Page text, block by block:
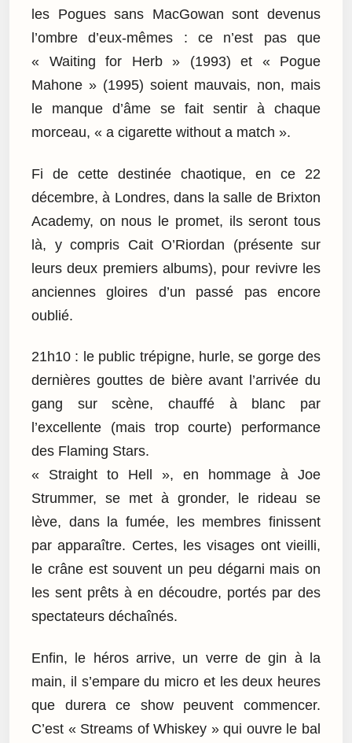
les Pogues sans MacGowan sont devenus
l’ombre d’eux-mêmes : ce n’est pas que
« Waiting for Herb » (1993) et « Pogue
Mahone » (1995) soient mauvais, non, mais
le manque d’âme se fait sentir à chaque
morceau, « a cigarette without a match ».
Fi de cette destinée chaotique, en ce 22
décembre, à Londres, dans la salle de Brixton
Academy, on nous le promet, ils seront tous
là, y compris Cait O’Riordan (présente sur
leurs deux premiers albums), pour revivre les
anciennes gloires d’un passé pas encore
oublié.
21h10 : le public trépigne, hurle, se gorge des
dernières gouttes de bière avant l’arrivée du
gang sur scène, chauffé à blanc par
l’excellente (mais trop courte) performance
des Flaming Stars.
« Straight to Hell », en hommage à Joe
Strummer, se met à gronder, le rideau se
lève, dans la fumée, les membres finissent
par apparaître. Certes, les visages ont vieilli,
le crâne est souvent un peu dégarni mais on
les sent prêts à en découdre, portés par des
spectateurs déchaînés.
Enfin, le héros arrive, un verre de gin à la
main, il s’empare du micro et les deux heures
que durera ce show peuvent commencer.
C’est « Streams of Whiskey » qui ouvre le bal